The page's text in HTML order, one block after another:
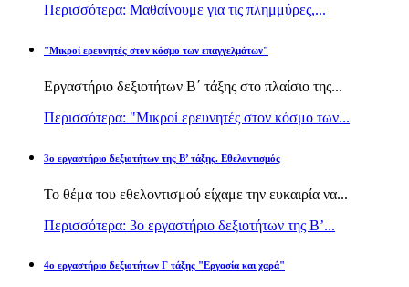
Περισσότερα: Μαθαίνουμε για τις πλημμύρες,...
"Μικροί ερευνητές στον κόσμο των επαγγελμάτων"
Εργαστήριο δεξιοτήτων Β΄ τάξης στο πλαίσιο της...
Περισσότερα: "Μικροί ερευνητές στον κόσμο των...
3ο εργαστήριο δεξιοτήτων της Β’ τάξης. Εθελοντισμός
Το θέμα του εθελοντισμού είχαμε την ευκαιρία να...
Περισσότερα: 3ο εργαστήριο δεξιοτήτων της Β’...
4ο εργαστήριο δεξιοτήτων Γ τάξης "Εργασία και χαρά"